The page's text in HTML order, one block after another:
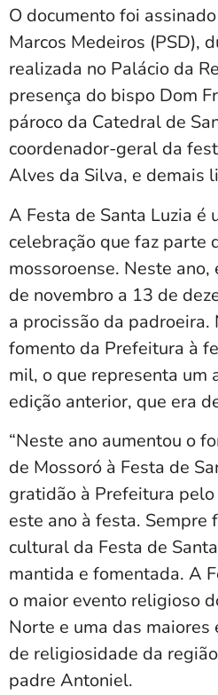
O documento foi
Marcos Medeiros (PSD),
realizada no Palácio da
presença do bispo Dom
pároco da Catedral de
coordenador-geral da
Alves da Silva, e demais
A Festa de Santa Luzia é
celebração que faz parte
mossoroense. Neste
de novembro a 13 de
a procissão da padroeira.
fomento da Prefeitura à
mil, o que representa um
edição anterior, que era
“Neste ano aumentou o
de Mossoró à Festa de
gratidão à Prefeitura
este ano à festa. Sempre
cultural da Festa de
mantida e fomentada. A
o maior evento religioso
Norte e uma das maiores
de religiosidade da
padre Antoniel.